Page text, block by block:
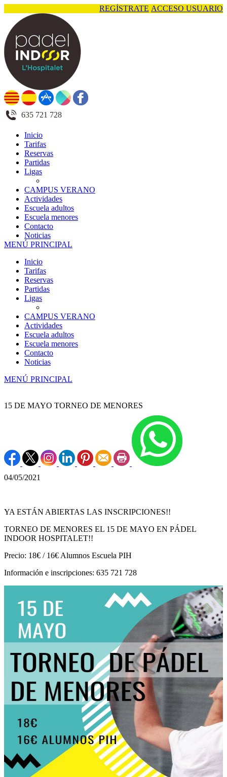
REGÍSTRATE ACCESO USUARIO
635 721 728
Inicio
Tarifas
Reservas
Partidas
Ligas
CAMPUS VERANO
Actividades
Escuela adultos
Escuela menores
Contacto
Noticias
MENÚ PRINCIPAL
Inicio
Tarifas
Reservas
Partidas
Ligas
CAMPUS VERANO
Actividades
Escuela adultos
Escuela menores
Contacto
Noticias
MENÚ PRINCIPAL
15 DE MAYO TORNEO DE MENORES
04/05/2021
YA ESTÁN ABIERTAS LAS INSCRIPCIONES!!
TORNEO DE MENORES EL 15 DE MAYO EN PÁDEL
INDOOR HOSPITALET!!
Precio: 18€ / 16€ Alumnos Escuela PIH
Información e inscripciones: 635 721 728